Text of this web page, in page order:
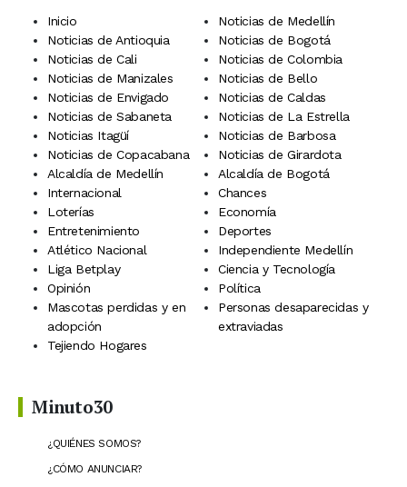
Inicio
Noticias de Medellín
Noticias de Antioquia
Noticias de Bogotá
Noticias de Cali
Noticias de Colombia
Noticias de Manizales
Noticias de Bello
Noticias de Envigado
Noticias de Caldas
Noticias de Sabaneta
Noticias de La Estrella
Noticias Itagüí
Noticias de Barbosa
Noticias de Copacabana
Noticias de Girardota
Alcaldía de Medellín
Alcaldía de Bogotá
Internacional
Chances
Loterías
Economía
Entretenimiento
Deportes
Atlético Nacional
Independiente Medellín
Liga Betplay
Ciencia y Tecnología
Opinión
Política
Mascotas perdidas y en
adopción
Personas desaparecidas y
extraviadas
Tejiendo Hogares
Minuto30
¿QUIÉNES SOMOS?
¿CÓMO ANUNCIAR?